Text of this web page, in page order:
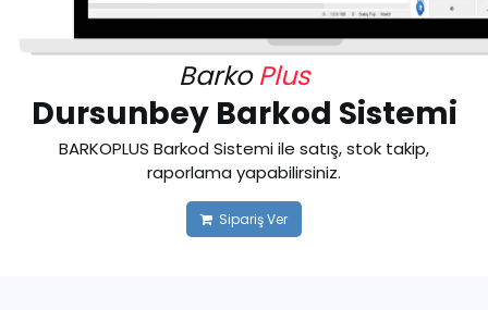
BarkoPlus
Dursunbey Barkod Sistemi
BARKOPLUS Barkod Sistemi ile satış, stok takip,
raporlama yapabilirsiniz.
Sipariş Ver